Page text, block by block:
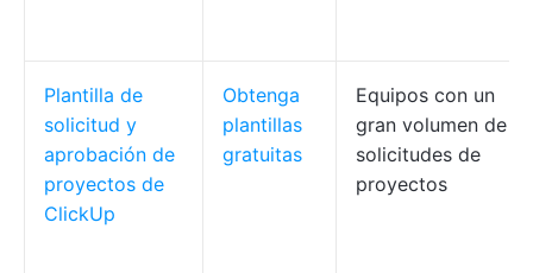
Plantilla de
solicitud y
aprobación de
proyectos de
ClickUp
Obtenga
plantillas
gratuitas
Equipos con un
gran volumen de
solicitudes de
proyectos